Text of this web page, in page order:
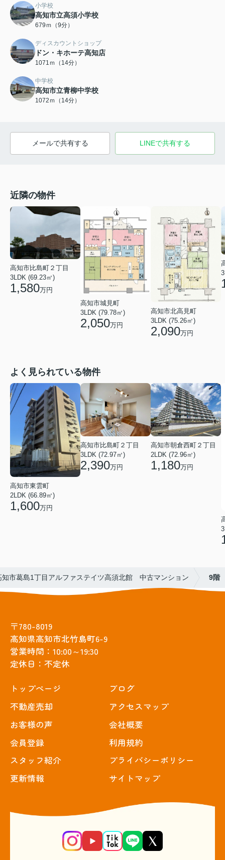
小学校
高知市立高須小学校
679ｍ（9分）
ディスカウントショップ
ドン・キホーテ高知店
1071ｍ（14分）
中学校
高知市立青柳中学校
1072ｍ（14分）
メールで共有する LINEで共有する
近隣の物件
高知市比島町２丁目
3LDK (69.23㎡)
1,580万円
高知市城見町
3LDK (79.78㎡)
2,050万円
高知市北高見町
3LDK (75.26㎡)
2,090万円
よく見られている物件
高知市東雲町
2LDK (66.89㎡)
1,600万円
高知市比島町２丁目
3LDK (72.97㎡)
2,390万円
高知市朝倉西町２丁目
2LDK (72.96㎡)
1,180万円
知市葛島1丁目アルファステイツ高須北館 中古マンション 9階
〒780-8019
高知県高知市北竹島町6-9
営業時間：10:00～19:30
定休日：不定休
トップぺージ
不動産売却
お客様の声
会員登録
スタッフ紹介
更新情報
ブログ
アクセスマップ
会社概要
利用規約
プライバシーポリシー
サイトマップ